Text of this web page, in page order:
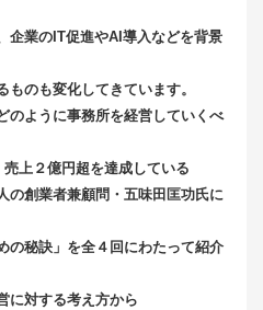
企業のIT促進やAI導入などを背景
のも変化してきています。
のように事務所を経営していくべ
上２億円超を達成している
の創業者兼顧問・五味田匡功氏に
の秘訣」を全４回にわたって紹介
に対する考え方から